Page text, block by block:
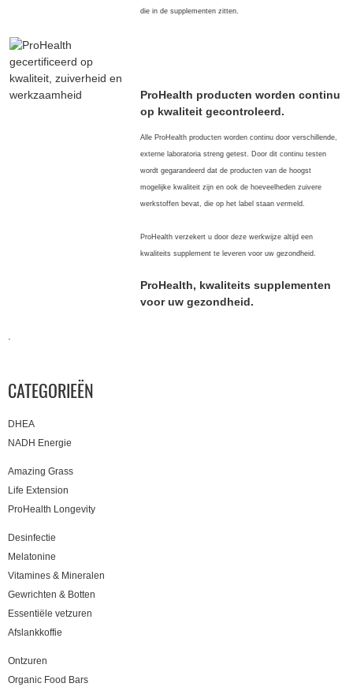
CATEGORIEËN
DHEA
NADH Energie
Amazing Grass
Life Extension
ProHealth Longevity
Desinfectie
Melatonine
Vitamines & Mineralen
Gewrichten & Botten
Essentiële vetzuren
Afslankkoffie
Ontzuren
Organic Food Bars
die in de supplementen zitten.
ProHealth producten worden continu
op kwaliteit gecontroleerd.
Alle ProHealth producten worden continu door verschillende,
externe laboratoria streng getest. Door dit continu testen
wordt gegarandeerd dat de producten van de hoogst
mogelijke kwaliteit zijn en ook de hoeveelheden zuivere
werkstoffen bevat, die op het label staan vermeld.
ProHealth verzekert u door deze werkwijze altijd een
kwaliteits supplement te leveren voor uw gezondheid.
ProHealth, kwaliteits supplementen
voor uw gezondheid.
.